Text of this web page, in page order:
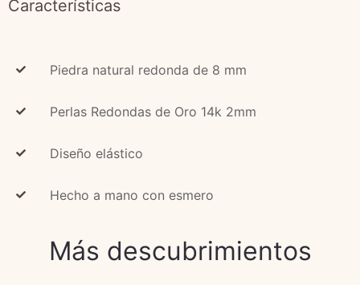
Características
Piedra natural redonda de 8 mm
Perlas Redondas de Oro 14k 2mm
Diseño elástico
Hecho a mano con esmero
Más descubrimientos